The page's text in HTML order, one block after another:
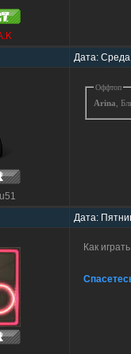
Дата:
Оффтоп
Arina ,
Дата:
Как